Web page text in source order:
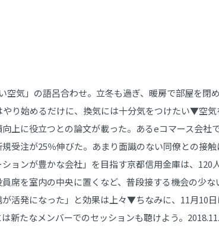
気」の語呂合わせ。立冬も過ぎ、暖房で部屋を閉
り始めるだけに、換気には十分気をつけたい▼空
上に役立つとの論文が載った。あるeコマース会社
受注が25％伸びた。あまり面識のない同僚との接
ョンが豊かな会社」を目指す京都信用金庫は、120
席を室内の中央に置くなど、普段接する機会の少
活発になった」と効果は上々▼ちなみに、11月10
新たなメンバーでのセッションも聴けよう。